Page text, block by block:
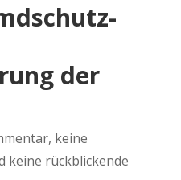
der
keine
keine rückblickende